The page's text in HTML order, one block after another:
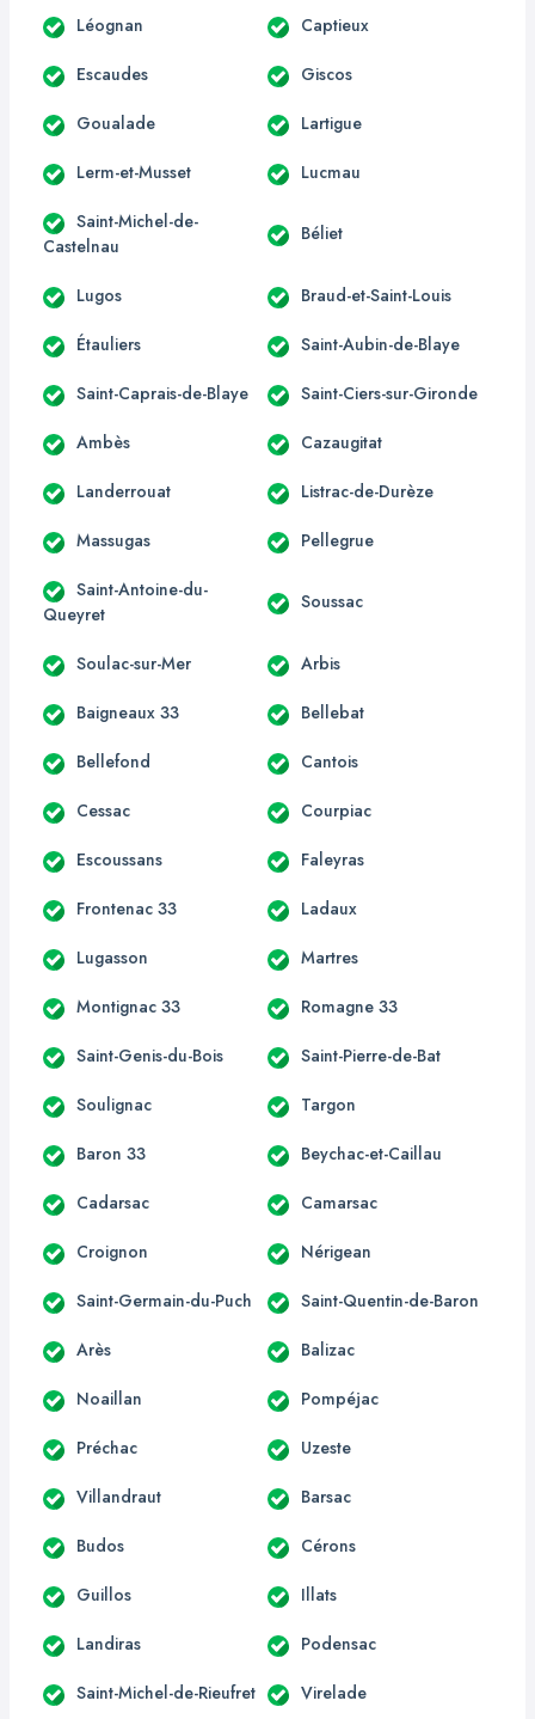
Léognan Captieux
Escaudes Giscos
Goualade Lartigue
Lerm-et-Musset Lucmau
Saint-Michel-de-
Castelnau
Béliet
Lugos Braud-et-Saint-Louis
Étauliers Saint-Aubin-de-Blaye
Saint-Caprais-de-Blaye Saint-Ciers-sur-Gironde
Ambès Cazaugitat
Landerrouat Listrac-de-Durèze
Massugas Pellegrue
Saint-Antoine-du-
Queyret
Soussac
Soulac-sur-Mer Arbis
Baigneaux 33 Bellebat
Bellefond Cantois
Cessac Courpiac
Escoussans Faleyras
Frontenac 33 Ladaux
Lugasson Martres
Montignac 33 Romagne 33
Saint-Genis-du-Bois Saint-Pierre-de-Bat
Soulignac Targon
Baron 33 Beychac-et-Caillau
Cadarsac Camarsac
Croignon Nérigean
Saint-Germain-du-Puch Saint-Quentin-de-Baron
Arès Balizac
Noaillan Pompéjac
Préchac Uzeste
Villandraut Barsac
Budos Cérons
Guillos Illats
Landiras Podensac
Saint-Michel-de-Rieufret Virelade